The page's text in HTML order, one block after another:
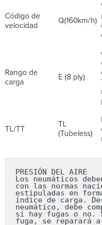
Código de
velocidad
Q(160km/h)
Rango de
carga
E (8 ply)
TL/TT
TL
(Tubeless)
PRESIÓN DEL AIRE
Los neumáticos
con las normas
estipuladas en
índice de carga.
neumático, debe
si hay fugas o no.
fuga, se reparará a